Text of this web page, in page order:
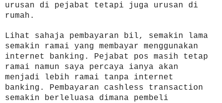
urusan di pejabat tetapi juga urusan di
rumah.
Lihat sahaja pembayaran bil, semakin lama
semakin ramai yang membayar menggunakan
internet banking. Pejabat pos masih tetap
ramai namun saya percaya ianya akan
menjadi lebih ramai tanpa internet
banking. Pembayaran cashless transaction
semakin berleluasa dimana pembeli